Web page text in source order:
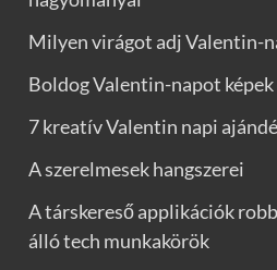
Milyen virágot adj Valentin-
Boldog Valentin-napot
7 kreatív Valentin napi
A szerelmesek hangszerei
A társkereső applikációk
álló tech munkakörök